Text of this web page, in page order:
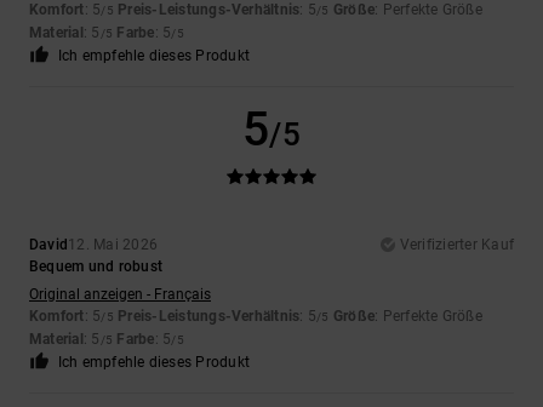
Komfort: 5/5 Preis-Leistungs-Verhältnis: 5/5 Größe: Perfekte Größe
Material : 5 /5 Farbe: 5/5
Ich empfehle dieses Produkt
5/5
David 12. Mai 2026
Verifizierter Kauf
Bequem und robust
Original anzeigen - Français
Komfort: 5/5 Preis-Leistungs-Verhältnis: 5/5 Größe: Perfekte Größe
Material : 5 /5 Farbe: 5/5
Ich empfehle dieses Produkt